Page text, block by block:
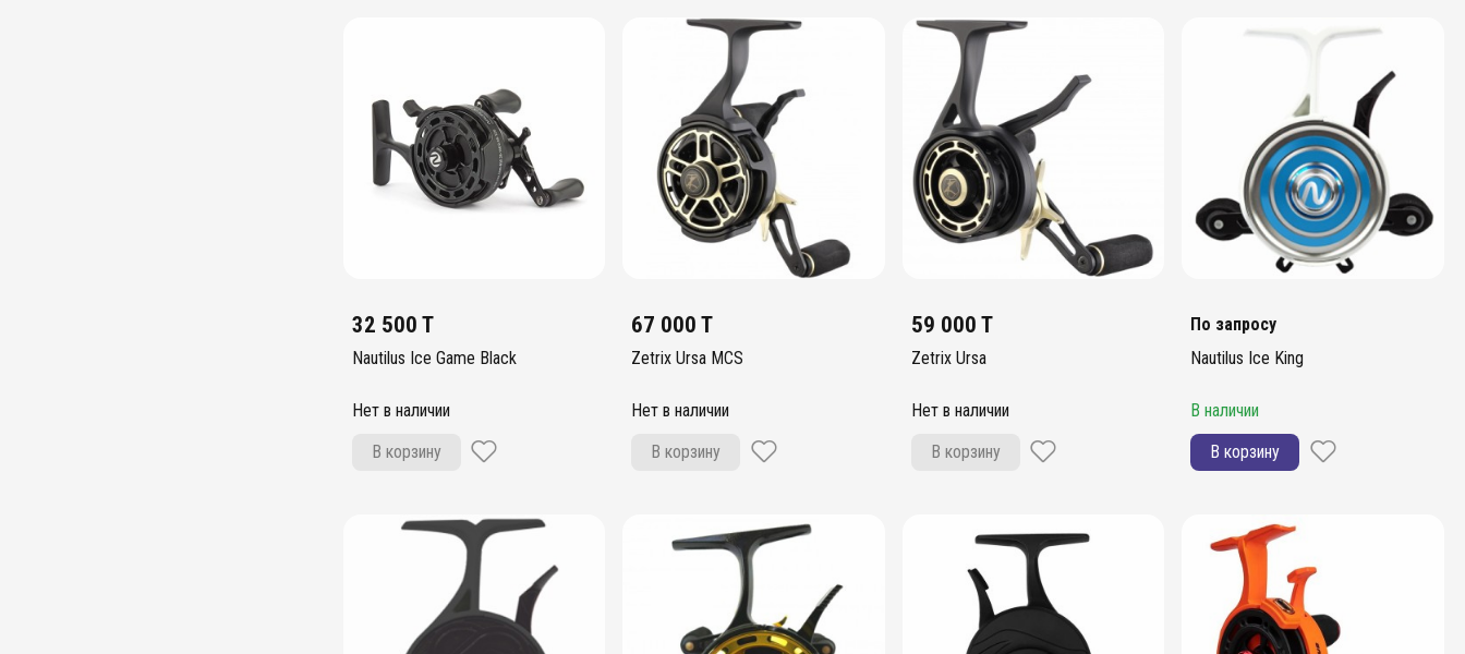
32 500 T
Nautilus Ice Game Black
Нет в наличии
В корзину
67 000 T
Zetrix Ursa MCS
Нет в наличии
В корзину
59 000 T
Zetrix Ursa
Нет в наличии
В корзину
По запросу
Nautilus Ice King
В наличии
В корзину